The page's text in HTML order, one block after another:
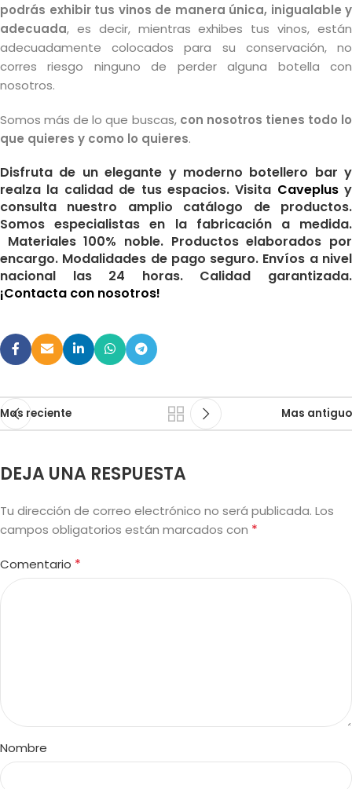
podrás exhibir tus vinos de manera única, inigualable y
adecuada, es decir, mientras exhibes tus vinos, están
adecuadamente colocados para su conservación, no
corres riesgo ninguno de perder alguna botella con
nosotros.
Somos más de lo que buscas, con nosotros tienes todo lo
que quieres y como lo quieres.
Disfruta de un elegante y moderno botellero bar y
realza la calidad de tus espacios. Visita Caveplusy
consulta nuestro amplio catálogo de productos.
Somos especialistas en la fabricación a medida.
Materiales 100% noble. Productos elaborados por
encargo. Modalidades de pago seguro. Envíos a nivel
nacional las 24 horas. Calidad garantizada.
¡Contacta con nosotros!
Mas reciente Mas antiguo
DEJA UNA RESPUESTA
Tu dirección de correo electrónico no será publicada. Los
campos obligatorios están marcados con *
Comentario *
Nombre